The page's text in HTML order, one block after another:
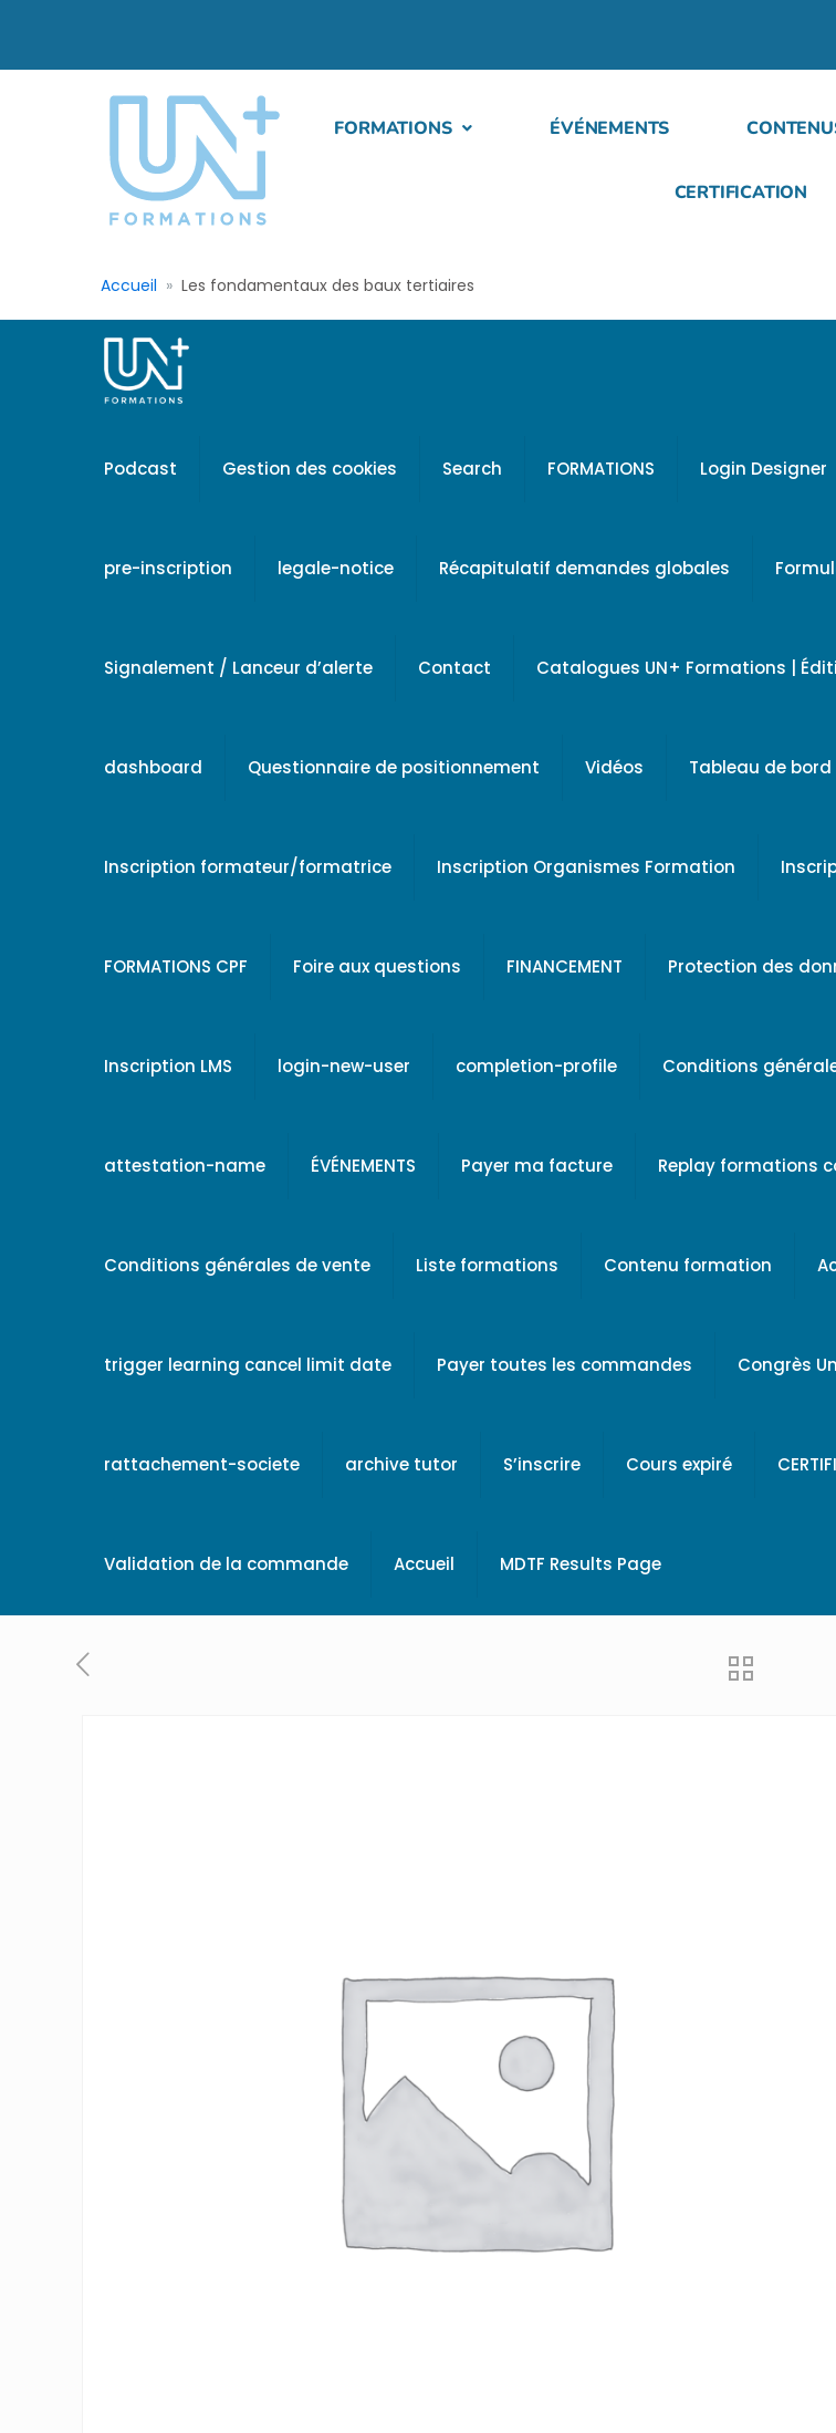
FORMATIONS ÉVÉNEMENTS
CERTIFICATION
Accueil Les fondamentaux des baux tertiaires
Podcast Gestion des cookies Search FORMATIONS Login Designer
pre-inscription legale-notice Récapitulatif demandes globales
Signalement / Lanceur d’alerte Contact Catalogues UN+ Formations |
dashboard Questionnaire de positionnement Vidéos Tableau de bord
Inscription formateur/formatrice Inscription Organismes Formation
FORMATIONS CPF Foire aux questions FINANCEMENT Protection des
Inscription LMS login-new-user completion-profile Conditions
attestation-name ÉVÉNEMENTS Payer ma facture Replay formations
Conditions générales de vente Liste formations Contenu formation
trigger learning cancel limit date Payer toutes les commandes Congrès
rattachement-societe archive tutor S’inscrire Cours expiré
Validation de la commande Accueil MDTF Results Page